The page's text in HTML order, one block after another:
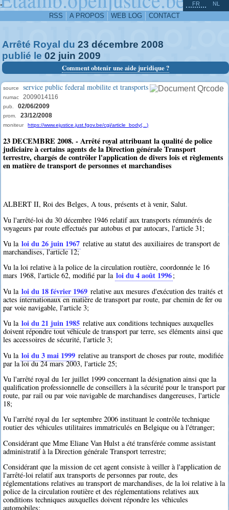
-
RSS A PROPOS WEB LOG CONTACT
FR NL
Arrêté Royal du 23 décembre 2008
publié le 02 juin 2009
Comment obtenir une aide juridique ?
source service public federal mobilite et transports
numac 2009014116
pub. 02/06/2009
prom. 23/12/2008
moniteur https://www.ejustice.just.fgov.be/cgi/article_body(...)
23 DECEMBRE 2008. - Arrêté royal attribuant la qualité de police
judiciaire à certains agents de la Direction générale Transport
terrestre, chargés de contrôler l'application de divers lois et règlements
en matière de transport de personnes et marchandises
ALBERT II, Roi des Belges, A tous, présents et à venir, Salut.
Vu l'arrêté-loi du 30 décembre 1946 relatif aux transports rémunérés de
voyageurs par route effectués par autobus et par autocars, l'article 31;
Vu la loi du 26 juin 1967 relative au statut des auxiliaires de transport de
marchandises, l'article 12;
Vu la loi relative à la police de la circulation routière, coordonnée le 16
mars 1968, l'article 62, modifié par la loi du 4 août 1996;
Vu la loi du 18 février 1969 relative aux mesures d'exécution des traités et
actes internationaux en matière de transport par route, par chemin de fer ou
par voie navigable, l'article 3;
Vu la loi du 21 juin 1985 relative aux conditions techniques auxquelles
doivent répondre tout véhicule de transport par terre, ses éléments ainsi que
les accessoires de sécurité, l'article 3;
Vu la loi du 3 mai 1999 relative au transport de choses par route, modifiée
par la loi du 24 mars 2003, l'article 25;
Vu l'arrêté royal du 1er juillet 1999 concernant la désignation ainsi que la
qualification professionnelle de conseillers à la sécurité pour le transport par
route, par rail ou par voie navigable de marchandises dangereuses, l'article
18;
Vu l'arrêté royal du 1er septembre 2006 instituant le contrôle technique
routier des véhicules utilitaires immatriculés en Belgique ou à l'étranger;
Considérant que Mme Eliane Van Hulst a été transférée comme assistant
administratif à la Direction générale Transport terrestre;
Considérant que la mission de cet agent consiste à veiller à l'application de
l'arrêté-loi relatif aux transports de personnes par route, des
réglementations relatives au transport de marchandises, de la loi relative à la
police de la circulation routière et des réglementations relatives aux
conditions techniques auxquelles doivent répondre les véhicules
automobiles;
^